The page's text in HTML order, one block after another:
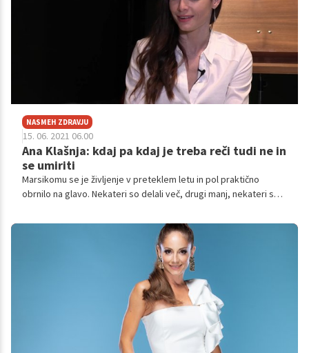
NASMEH ZDRAVJU
15. 06. 2021 06.00
Ana Klašnja: kdaj pa kdaj je treba reči tudi ne in
se umiriti
Marsikomu se je življenje v preteklem letu in pol praktično
obrnilo na glavo. Nekateri so delali več, drugi manj, nekateri so
bilo balerini Ani Klašnja? V tokratni, zadnji oddaji Nasmeh zdravju
nam je zaupala, kako je doživljala razmere v zadnjem letu in
kako so vplivale nanjo. Več v spodnjem prispevku.